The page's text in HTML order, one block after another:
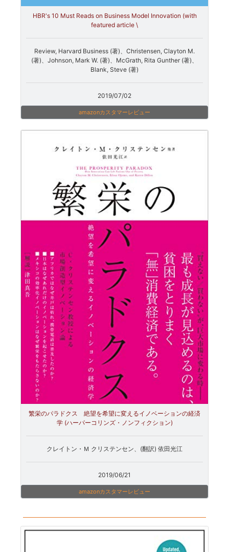
HBR's 10 Must Reads on Business Model Innovation (with
featured article \
Review, Harvard Business (著)、Christensen, Clayton M.
(著)、Johnson, Mark W. (著)、McGrath, Rita Gunther (著)、
Blank, Steve (著)
2019/07/02
amazonカスタマーレビュー
繁栄のパラドクス 絶望を希望に変えるイノベーションの経済
学 (ハーパーコリンズ・ノンフィクション)
クレイトン・Ｍ クリステンセン、(翻訳) 依田光江
2019/06/21
amazonカスタマーレビュー